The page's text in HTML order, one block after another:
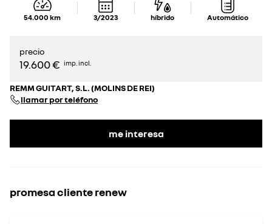
54.000 km 3/2023 híbrido Automático
precio
19.600 € imp. incl.
REMM GUITART, S.L. (MOLINS DE REI)
llamar por teléfono
me interesa
promesa cliente renew